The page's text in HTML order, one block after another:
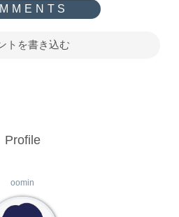
トを書き込む
Profile
oomin